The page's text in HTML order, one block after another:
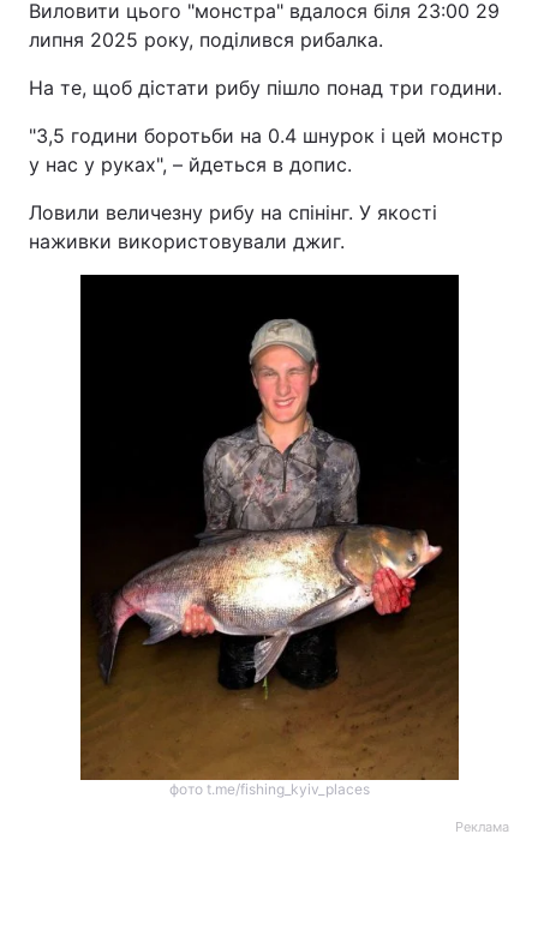
Виловити цього "монстра" вдалося біля 23:00 29
липня 2025 року, поділився рибалка.
На те, щоб дістати рибу пішло понад три години.
"3,5 години боротьби на 0.4 шнурок і цей монстр
у нас у руках", – йдеться в допис.
Ловили величезну рибу на спінінг. У якості
наживки використовували джиг.
фото t.me/fishing_kyiv_places
Реклама